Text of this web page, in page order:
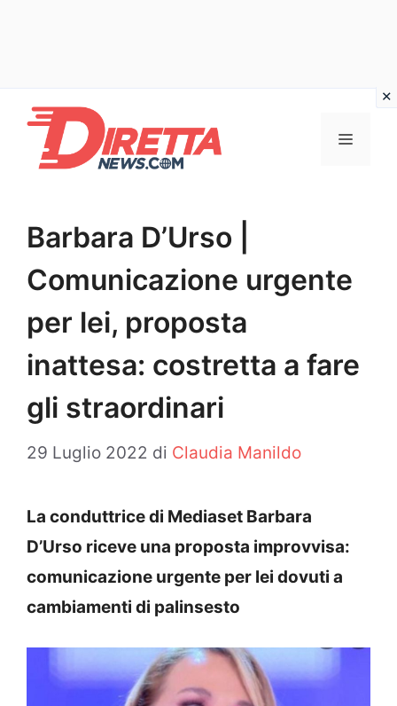
contenuto
Menu
Barbara D’Urso |
Comunicazione urgente
per lei, proposta
inattesa: costretta a fare
gli straordinari
29 Luglio 2022 di Claudia Manildo
La conduttrice di Mediaset Barbara
D’Urso riceve una proposta improvvisa:
comunicazione urgente per lei dovuti a
cambiamenti di palinsesto